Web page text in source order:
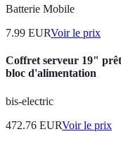
Batterie Mobile
7.99 EURVoir le prix
Coffret serveur 19"
bloc d'alimentation
bis-electric
472.76 EURVoir le prix